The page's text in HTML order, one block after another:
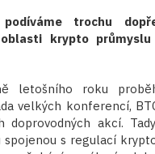
trochu
krypto
letošního roku
velkých konferencí,
doprovodných akcí.
s regulací